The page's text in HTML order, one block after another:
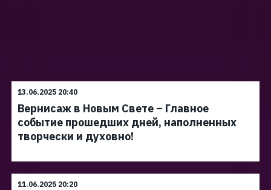
13.06.2025 20:40
Вернисаж в Новым Свете – Главное
событие прошедших дней, наполненных
творчески и духовно!
11.06.2025 20:20